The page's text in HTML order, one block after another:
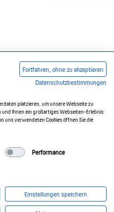
Datenschutzerklärung
Schaltgeräte GmbH
11
Fortfahren, ohne zu akzeptieren
Datenschutzbestimmungen
platzieren, um unsere Webseite zu
Ihnen ein großartiges Webseiten-Erlebnis
uns verwendeten Cookies öffnen Sie die
Performance
Einstellungen speichern